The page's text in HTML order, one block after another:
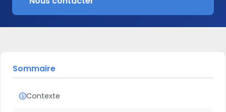
Sommaire
Contexte